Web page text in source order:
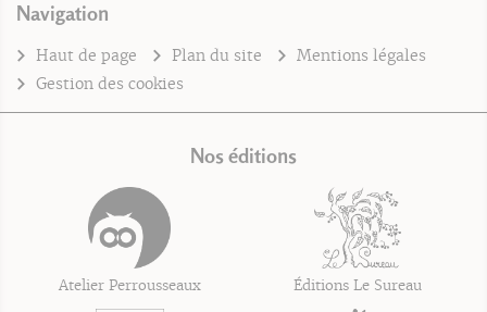
Navigation
Haut de page Plan du site
Mentions légales
Gestion des cookies
Nos éditions
Atelier Perrousseaux Éditions Le Sureau